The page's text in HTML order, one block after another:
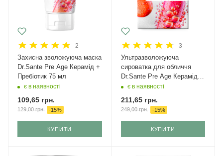
2
Захисна зволожуюча маска
Dr.Sante Pre Age Керамід +
Пребіотик 75 мл
є в наявності
109,65 грн.
129,00грн. -15%
КУПИТИ
3
Ультразволожуюча
сироватка для обличчя
Dr.Sante Pre Age Керамід +
Пребіотик 30 мл
є в наявності
211,65грн.
249,00грн. -15%
КУПИТИ